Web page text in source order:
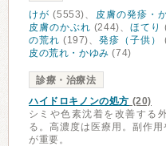
けが (5553)、 皮膚の発疹・
皮膚のかぶれ (244)、ほてり
の荒れ (197)、発疹（子供）
皮の荒れ・かゆみ (74)
診療・治療法
ハイドロキノンの処方 (20)
シミや色素沈着を改善する
る。高濃度は医療用。副作
が重要。